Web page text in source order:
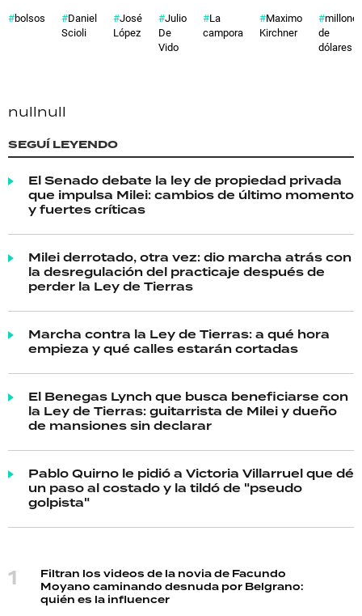
bolsos
Daniel
Scioli
José
López
Julio
De
Vido
La
campora
Maximo
Kirchner
de
dólares
nullnull
SEGUÍ LEYENDO
El Senado debate la ley de propiedad privada
que impulsa Milei: cambios de último momento
y fuertes críticas
Milei derrotado, otra vez: dio marcha atrás con
la desregulación del practicaje después de
perder la Ley de Tierras
Marcha contra la Ley de Tierras: a qué hora
empieza y qué calles estarán cortadas
El Benegas Lynch que busca beneficiarse con
la Ley de Tierras: guitarrista de Milei y dueño
de mansiones sin declarar
Pablo Quirno le pidió a Victoria Villarruel que dé
un paso al costado y la tildó de "pseudo
golpista"
Filtran los videos de la novia de Facundo
Moyano caminando desnuda por Belgrano:
quién es la influencer